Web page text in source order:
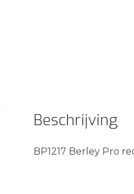
Beschrijving
BP1217 Berley Pro